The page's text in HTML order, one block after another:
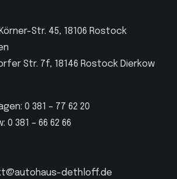
Str. 45, 18106 Rostock
Str. 7f, 18146 Rostock Dierkow
0 381 – 77 62 20
0 381 – 66 62 66
dethloff.de